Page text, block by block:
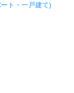
ト・一戸建て)